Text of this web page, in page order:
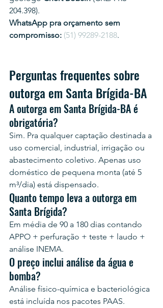
204.398).
WhatsApp pra orçamento sem
compromisso: (51) 99289-2188.
Perguntas frequentes sobre
outorga em Santa Brígida-BA
A outorga em Santa Brígida-BA é
obrigatória?
Sim. Pra qualquer captação destinada a
uso comercial, industrial, irrigação ou
abastecimento coletivo. Apenas uso
doméstico de pequena monta (até 5
m³/dia) está dispensado.
Quanto tempo leva a outorga em
Santa Brígida?
Em média de 90 a 180 dias contando
APPO + perfuração + teste + laudo +
análise INEMA.
O preço inclui análise da água e
bomba?
Análise físico-química e bacteriológica
está incluída nos pacotes PAAS.